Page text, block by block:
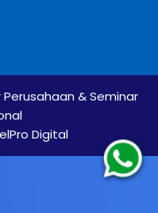
& Seminar
Digital